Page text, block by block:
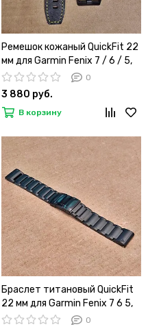
Ремешок кожаный QuickFit 22
мм для Garmin Fenix 7 / 6 / 5,
Forerunner 935 / 945 / 955,
instinct, instinct 2, Epix Gen 2
быстросъемный (Черный,
желтая строчка)
0
3 880 руб.
В корзину
Браслет титановый QuickFit
22 мм для Garmin Fenix 7 6 5,
Epix Gen 2 47mm, MARQ,
0